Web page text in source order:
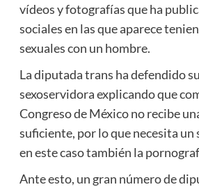
vídeos y fotografías que ha
sociales en las que aparece
sexuales con un hombre.
La diputada trans ha defendido
sexoservidora explicando que
Congreso de México no recibe
suficiente, por lo que necesita un
en este caso también la
Ante esto, un gran número de